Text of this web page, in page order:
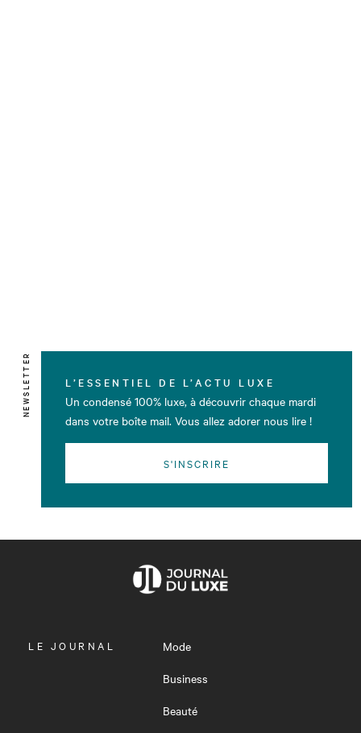
NEWSLETTER L’ESSENTIEL DE L’ACTU LUXE
Un condensé 100% luxe, à découvrir chaque mardi
dans votre boîte mail. Vous allez adorer nous lire !
S'INSCRIRE
OUVRIR
LE JOURNAL
Mode
Business
Beauté